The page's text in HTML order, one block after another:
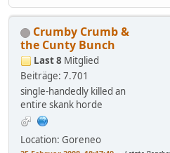
Crumby Crumb &
the Cunty Bunch
Last 8 Mitglied
Beiträge: 7.701
single-handedly killed an
entire skank horde
Location: Goreneo